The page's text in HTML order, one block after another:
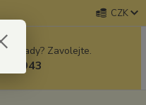
CZK
si rady? Zavolejte.